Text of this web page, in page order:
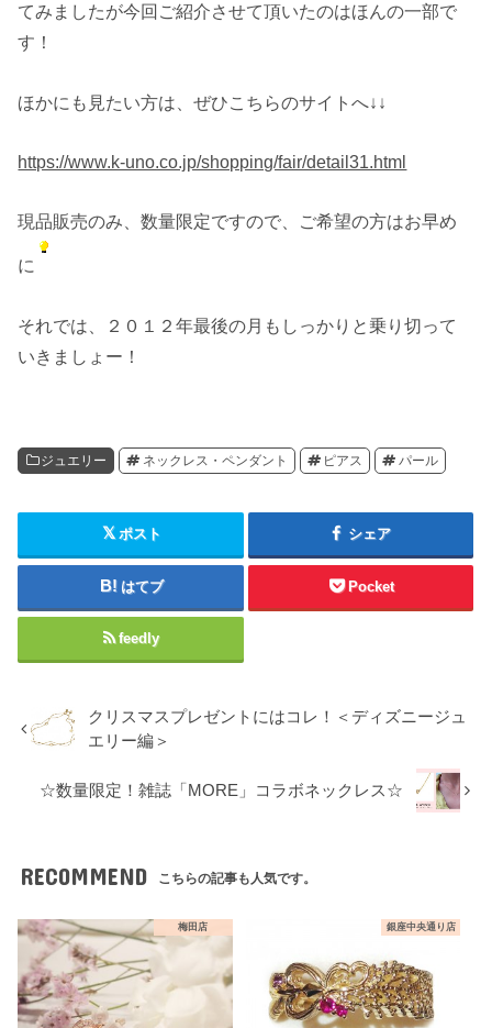
てみましたが今回ご紹介させて頂いたのはほんの一部で
す！
ほかにも見たい方は、ぜひこちらのサイトへ↓↓
https://www.k-uno.co.jp/shopping/fair/detail31.html
現品販売のみ、数量限定ですので、ご希望の方はお早め
に
それでは、２０１２年最後の月もしっかりと乗り切って
いきましょー！
ジュエリー ネックレス・ペンダント ピアス パール
ポスト シェア
はてブ Pocket
feedly
クリスマスプレゼントにはコレ！＜ディズニージュ
エリー編＞
☆数量限定！雑誌「MORE」コラボネックレス☆
RECOMMEND こちらの記事も人気です。
梅田店 銀座中央通り店